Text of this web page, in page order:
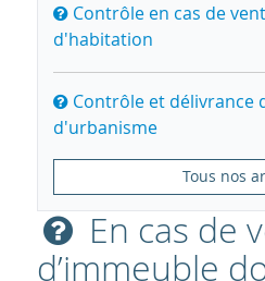
Contrôle en cas de
d'habitation
Contrôle et délivrance
d'urbanisme
Tous nos
En cas de
d’immeuble